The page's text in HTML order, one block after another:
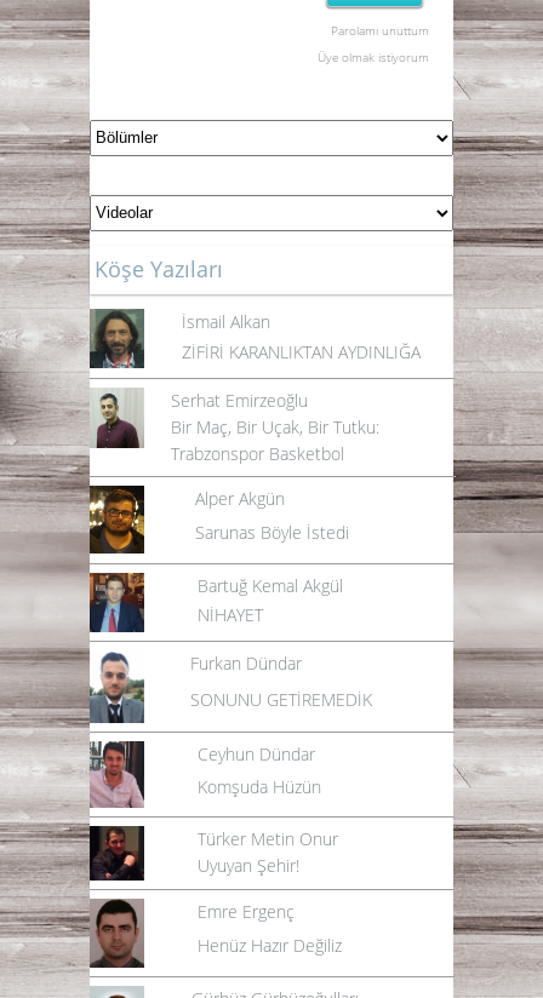
Parolamı unuttum
Üye olmak istiyorum
Köşe Yazıları
İsmail Alkan
ZİFİRİ KARANLIKTAN AYDINLIĞA
Serhat Emirzeoğlu
Bir Maç, Bir Uçak, Bir Tutku:
Trabzonspor Basketbol
Alper Akgün
Sarunas Böyle İstedi
Bartuğ Kemal Akgül
NİHAYET
Furkan Dündar
SONUNU GETİREMEDİK
Ceyhun Dündar
Komşuda Hüzün
Türker Metin Onur
Uyuyan Şehir!
Emre Ergenç
Henüz Hazır Değiliz